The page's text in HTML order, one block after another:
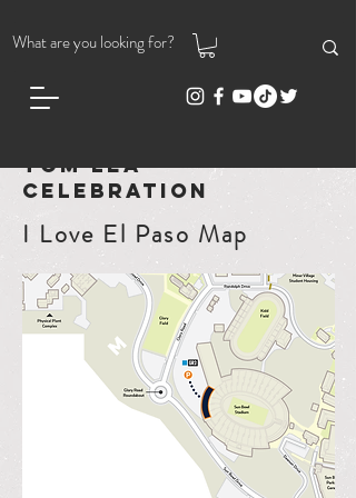
Tom Lea
Celebration
I Love El Paso Map